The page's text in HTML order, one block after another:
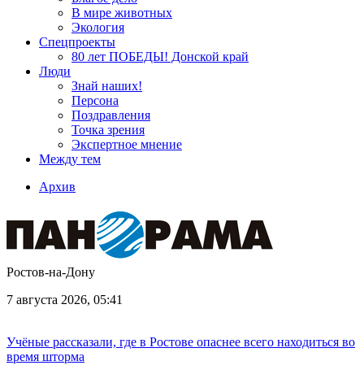
В мире животных
Экология
Спецпроекты
80 лет ПОБЕДЫ! Донской край
Люди
Знай наших!
Персона
Поздравления
Точка зрения
Экспертное мнение
Между тем
Архив
Ростов-на-Дону
7 августа 2026, 05:41
Учёные рассказали, где в Ростове опаснее всего находиться во
время шторма